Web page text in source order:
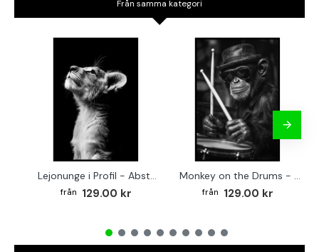
Från samma kategori
Lejonunge i Profil - Abstrakt poster i svartvitt
129.00 kr
Monkey on the Drums - Trendig poster
129.00 kr